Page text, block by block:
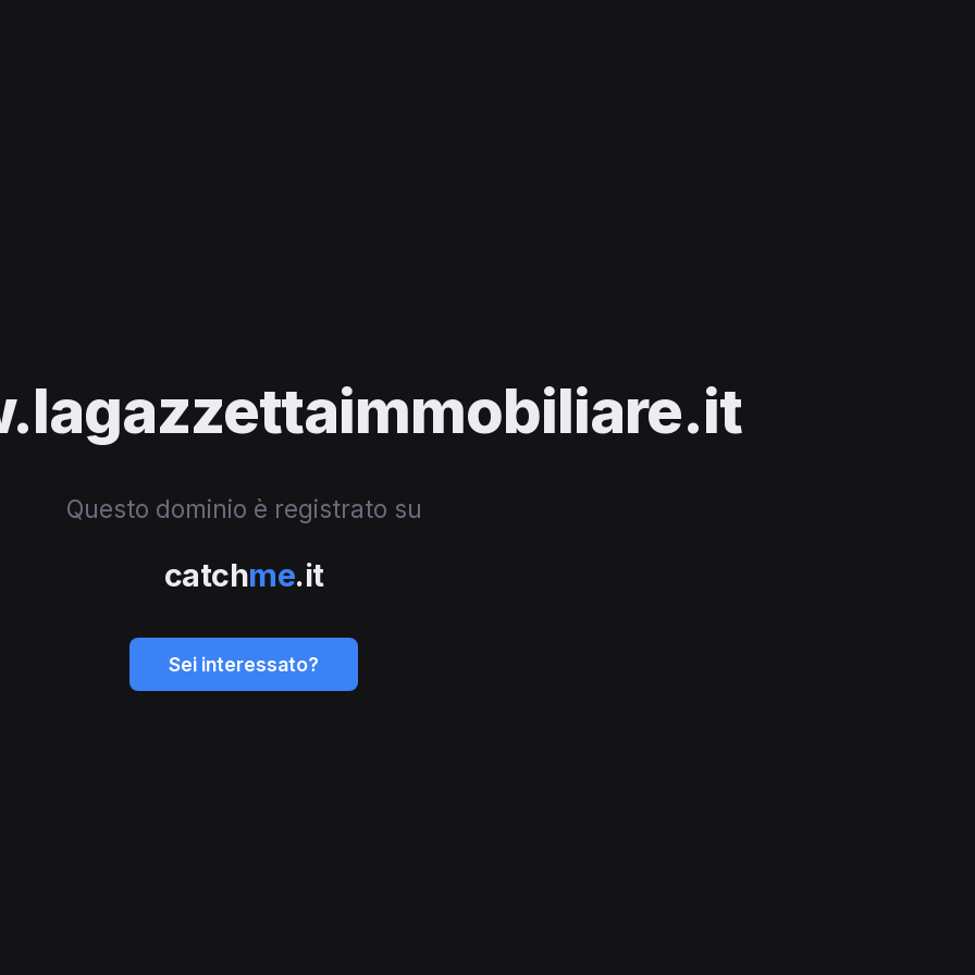
Questo dominio è registrato su
catchme.it
Sei interessato?